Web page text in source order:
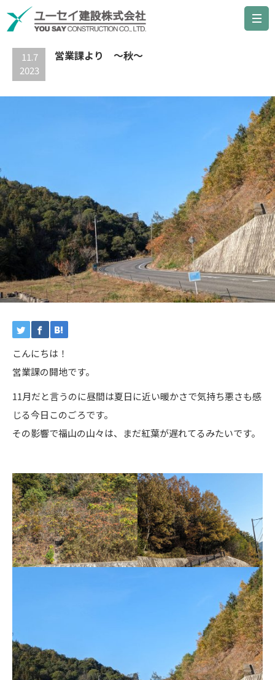
最新の記事
11.7
2023
営業課より ～秋～
こんにちは！
営業課の開地です。
11月だと言うのに昼間は夏日に近い暖かさで気持ち悪さも感
じる今日このごろです。
その影響で福山の山々は、まだ紅葉が遅れてるみたいです。